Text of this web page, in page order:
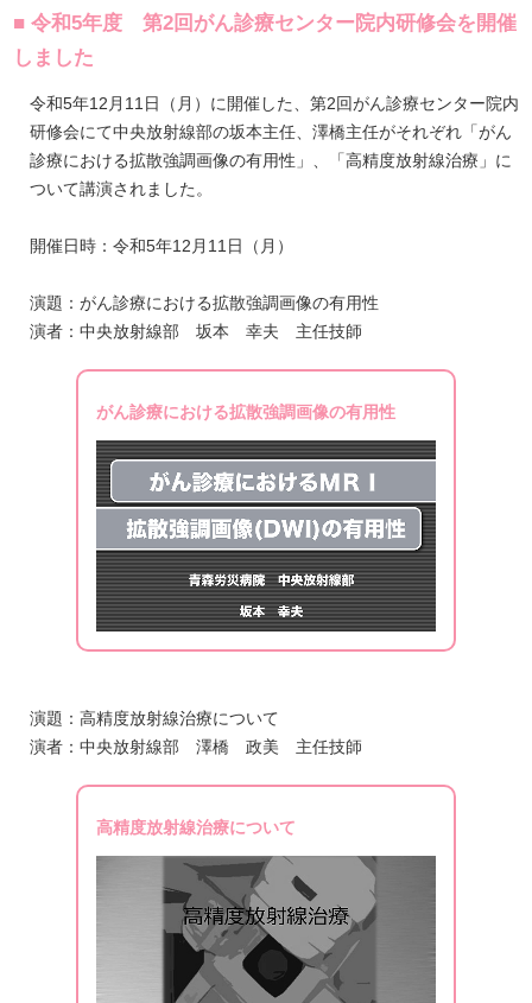
■ 令和5年度 第2回がん診療センター院内研修会を開催
しました
令和5年12月11日（月）に開催した、第2回がん診療センター院内
研修会にて中央放射線部の坂本主任、澤橋主任がそれぞれ「がん
診療における拡散強調画像の有用性」、「高精度放射線治療」に
ついて講演されました。
開催日時：令和5年12月11日（月）
演題：がん診療における拡散強調画像の有用性
演者：中央放射線部 坂本 幸夫 主任技師
がん診療における拡散強調画像の有用性
演題：高精度放射線治療について
演者：中央放射線部 澤橋 政美 主任技師
高精度放射線治療について